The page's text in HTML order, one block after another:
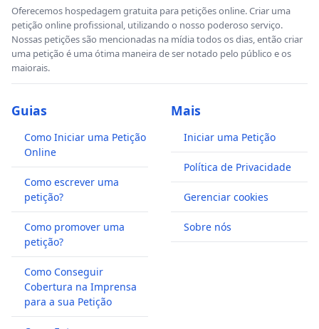
Oferecemos hospedagem gratuita para petições online. Criar uma
petição online profissional, utilizando o nosso poderoso serviço.
Nossas petições são mencionadas na mídia todos os dias, então criar
uma petição é uma ótima maneira de ser notado pelo público e os
maiorais.
Guias
Como Iniciar uma Petição
Online
Como escrever uma
petição?
Como promover uma
petição?
Como Conseguir
Cobertura na Imprensa
para a sua Petição
Mais
Iniciar uma Petição
Política de Privacidade
Gerenciar cookies
Sobre nós